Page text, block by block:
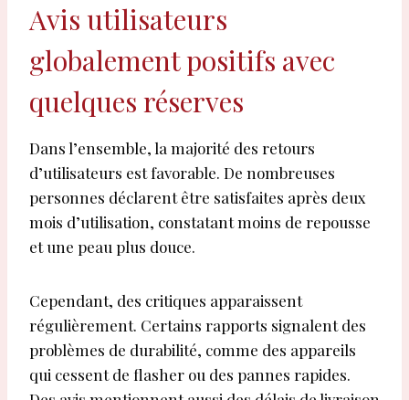
Avis utilisateurs
globalement positifs avec
quelques réserves
Dans l’ensemble, la majorité des retours
d’utilisateurs est favorable. De nombreuses
personnes déclarent être satisfaites après deux
mois d’utilisation, constatant moins de repousse
et une peau plus douce.
Cependant, des critiques apparaissent
régulièrement. Certains rapports signalent des
problèmes de durabilité, comme des appareils
qui cessent de flasher ou des pannes rapides.